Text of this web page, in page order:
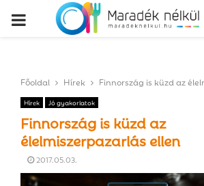
P
M
Főoldal Hírek Finnország is küzd az
Hírek Jó gyakorlatok
Finnország is küzd az
élelmiszerpazarlás ellen
2017.05.03.